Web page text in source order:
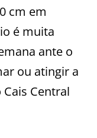
cm em
é muita
ante o
ou atingir a
Central